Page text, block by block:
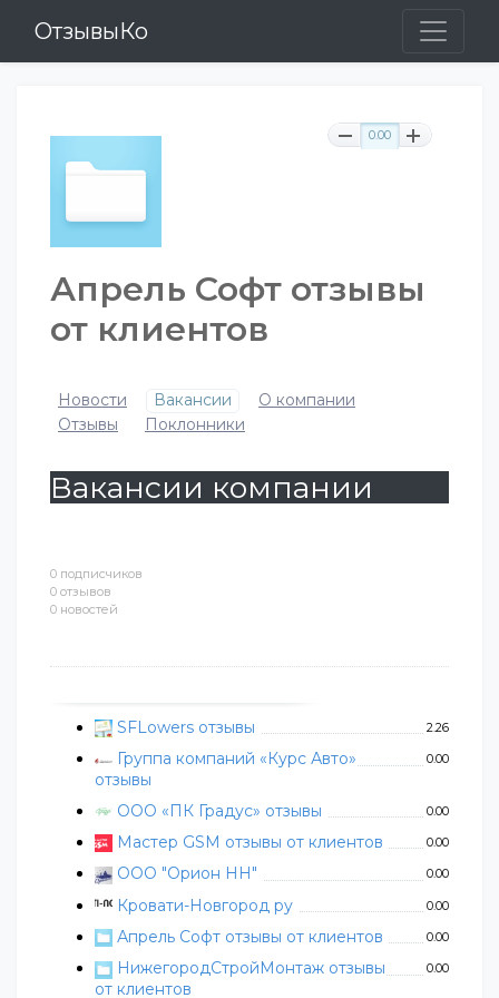
ОтзывыКо
0 подписчиков
0 отзывов
0 новостей
SFLowers отзывы 2.26
Группа компаний «Курс Авто»
отзывы
0.00
ООО «ПК Градус» отзывы 0.00
Мастер GSM отзывы от клиентов 0.00
ООО "Орион НН" 0.00
Кровати-Новгород ру 0.00
Апрель Софт отзывы от клиентов 0.00
НижегородСтройМонтаж отзывы
от клиентов
0.00
0.00
Апрель Софт отзывы
от клиентов
Новости Вакансии
О компании
Отзывы
Поклонники
Вакансии компании